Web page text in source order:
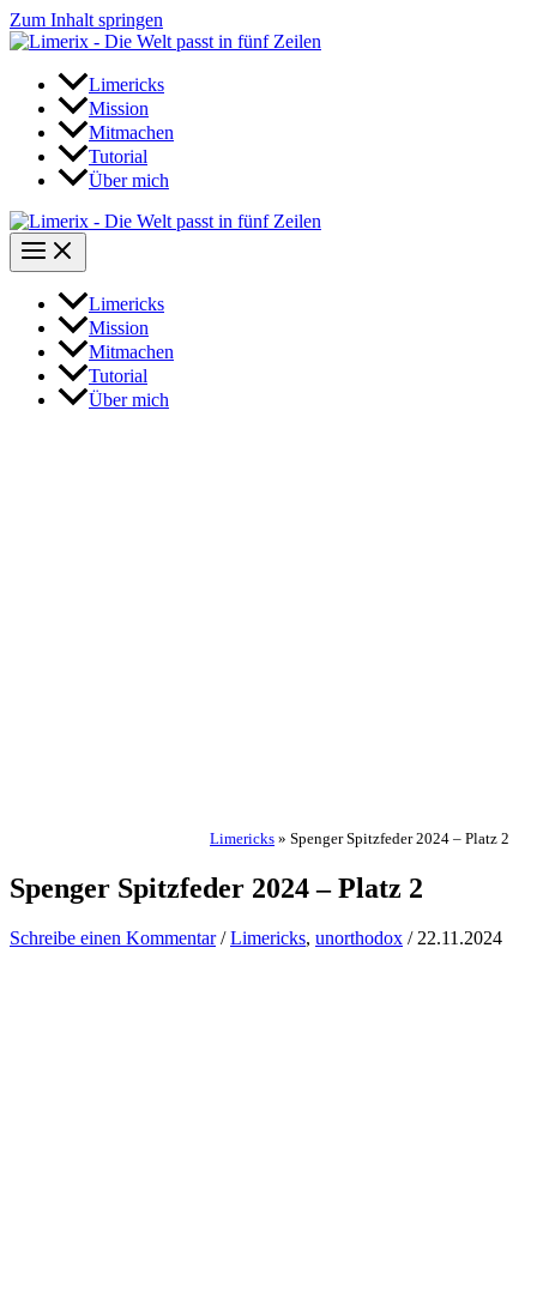
Zum Inhalt springen
Limericks
Mission
Mitmachen
Tutorial
Über mich
Limericks
Mission
Mitmachen
Tutorial
Über mich
Limericks » Spenger Spitzfeder 2024 – Platz 2
Spenger Spitzfeder 2024 – Platz 2
Schreibe einen Kommentar /Limericks, unorthodox /22.11.2024